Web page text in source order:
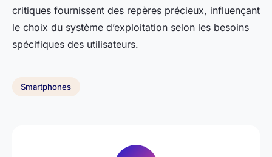
critiques fournissent des repères précieux, influençant
le choix du système d’exploitation selon les besoins
spécifiques des utilisateurs.
Smartphones